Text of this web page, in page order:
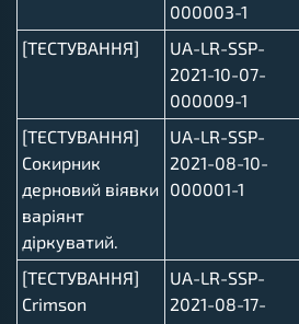
000003-1
[ТЕСТУВАННЯ]
UA-LR-SSP-
2021-10-07-
000009-1
[ТЕСТУВАННЯ]
Сокирник
дерновий віявки
варіянт
діркуватий.
UA-LR-SSP-
2021-08-10-
000001-1
[ТЕСТУВАННЯ]
Crimson
UA-LR-SSP-
2021-08-17-